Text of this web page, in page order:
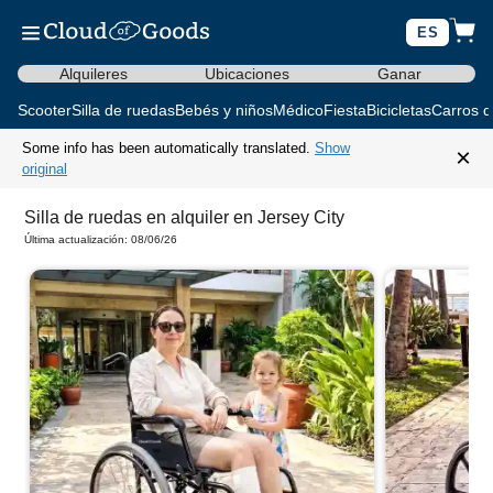
ES
Alquileres Ubicaciones Ganar
ScooterSilla de ruedasBebés y niñosMédicoFiestaBicicletasCarros
Some info has been automatically translated. Show
original
×
Silla de ruedas en alquiler en Jersey City
Última actualización: 08/06/26